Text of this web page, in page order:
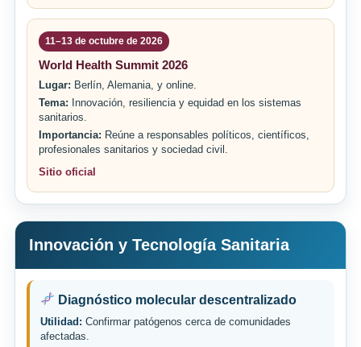
11–13 de octubre de 2026
World Health Summit 2026
Lugar: Berlín, Alemania, y online.
Tema: Innovación, resiliencia y equidad en los sistemas
sanitarios.
Importancia: Reúne a responsables políticos, científicos,
profesionales sanitarios y sociedad civil.
Sitio oficial
Innovación y Tecnología Sanitaria
Diagnóstico molecular descentralizado
Utilidad: Confirmar patógenos cerca de comunidades
afectadas.